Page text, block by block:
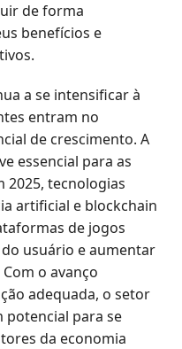
de forma
benefícios e
a se intensificar à
entram no
de crescimento. A
essencial para as
2025, tecnologias
artificial e blockchain
de jogos
usuário e aumentar
o avanço
adequada, o setor
potencial para se
da economia